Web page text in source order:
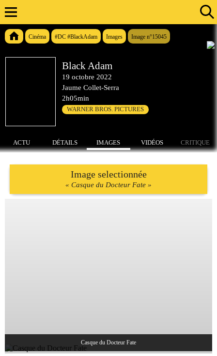
Cinéma #DC #BlackAdam Images Image n°15045
Black Adam
19 octobre 2022
Jaume Collet-Serra
2h05min
WARNER BROS. PICTURES
ACTU DÉTAILS IMAGES VIDÉOS CRITIQUE
Image selectionnée
« Casque du Docteur Fate »
Casque du Docteur Fate